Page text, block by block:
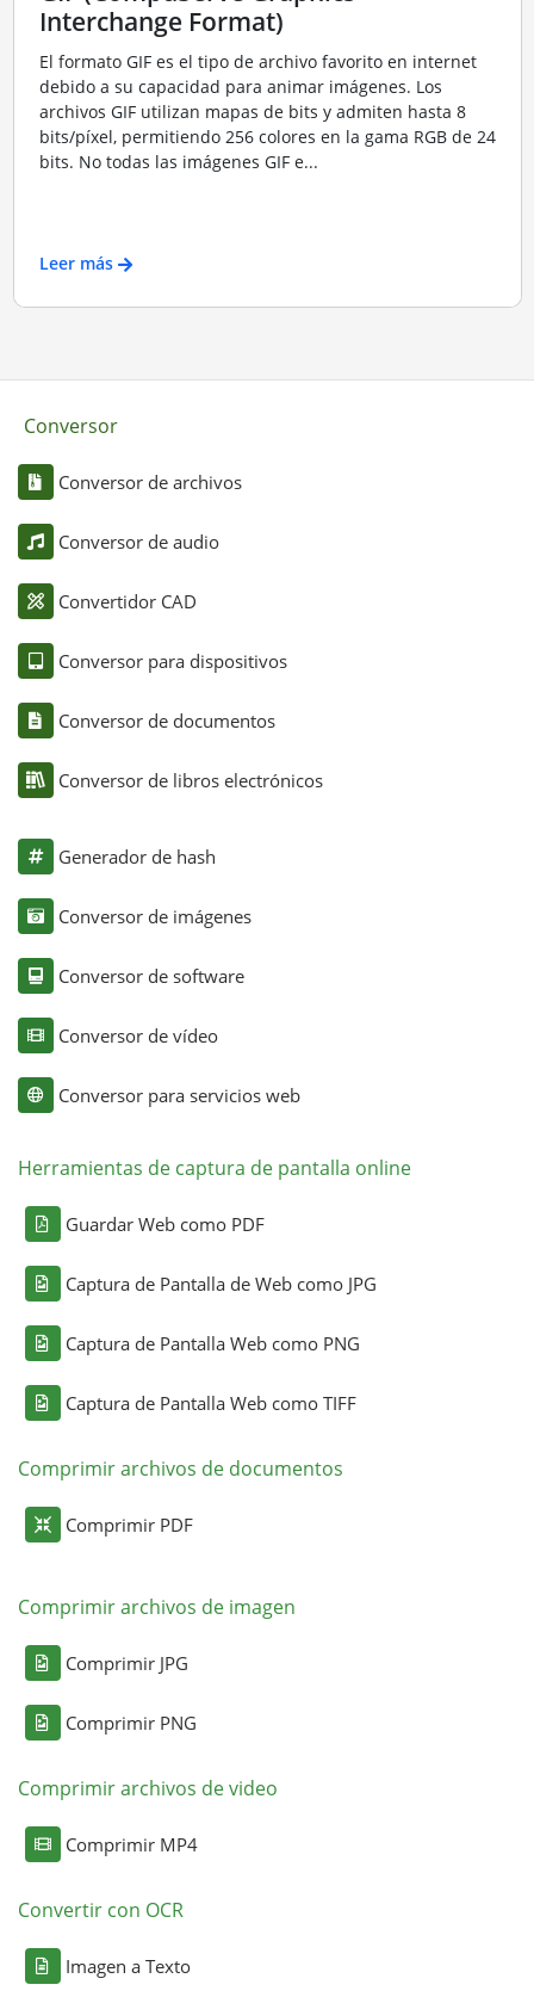
Interchange Format)
El formato GIF es el tipo de archivo favorito en internet
debido a su capacidad para animar imágenes. Los
archivos GIF utilizan mapas de bits y admiten hasta 8
bits/píxel, permitiendo 256 colores en la gama RGB de 24
bits. No todas las imágenes GIF e...
Leer más
Conversor
Conversor de archivos
Conversor de audio
Convertidor CAD
Conversor para dispositivos
Conversor de documentos
Conversor de libros electrónicos
Generador de hash
Conversor de imágenes
Conversor de software
Conversor de vídeo
Conversor para servicios web
Herramientas de captura de pantalla online
Guardar Web como PDF
Captura de Pantalla de Web como JPG
Captura de Pantalla Web como PNG
Captura de Pantalla Web como TIFF
Comprimir archivos de documentos
Comprimir PDF
Comprimir archivos de imagen
Comprimir JPG
Comprimir PNG
Comprimir archivos de video
Comprimir MP4
Convertir con OCR
Imagen a Texto